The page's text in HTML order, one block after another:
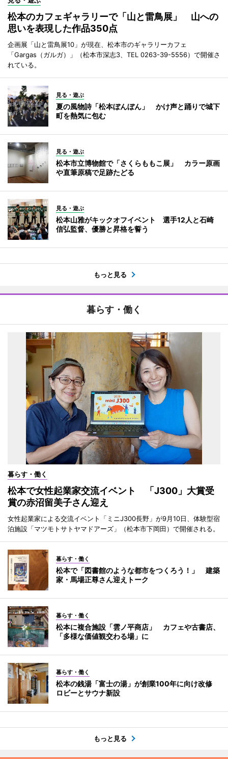
松本のカフェギャラリーで「山と雷鳥展」 山への
思いを表現した作品350点
企画展「山と雷鳥展10」が現在、松本市のギャラリーカフェ
「Gargas（ガルガ）」（松本市深志3、TEL 0263-39-5556）で開催さ
れている。
見る・遊ぶ
夏の風物詩「松本ぼんぼん」 かけ声と踊りで城下
町を熱気に包む
見る・遊ぶ
松本市立博物館で「さくらももこ展」 カラー原画
や直筆原稿で足跡たどる
見る・遊ぶ
松本山雅がキックオフイベント 選手12人と石崎
信弘監督、優勝と昇格を誓う
もっと見る
暮らす・働く
暮らす・働く
松本で女性起業家交流イベント 「J300」大賞受
賞の赤沼留美子さん迎え
女性起業家による交流イベント「ミニJ300長野」が9月10日、体験型宿
泊施設「マツモトサトヤマドアーズ」（松本市下岡田）で開催される。
暮らす・働く
松本で「図書館のような都市をつくろう！」 建築
家・馬場正尊さん迎えトーク
暮らす・働く
松本に複合施設「雲ノ平商店」 カフェや古書店、
「多様な価値観交わる場」に
暮らす・働く
松本の銭湯「富士の湯」が創業100年に向け改修
ロビーとサウナ新設
もっと見る